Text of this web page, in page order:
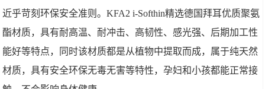
近乎苛刻环保安全准则。KFA2 i-Softhin精选德国拜耳优质聚氨
酯材质，具有耐高温、耐冲击、高韧性、感光强、后期加工性
能好等特点，同时该材质都是从植物中提取而成，属于纯天然
材质，具有安全环保无毒无害等特性，孕妇和小孩都能正常接